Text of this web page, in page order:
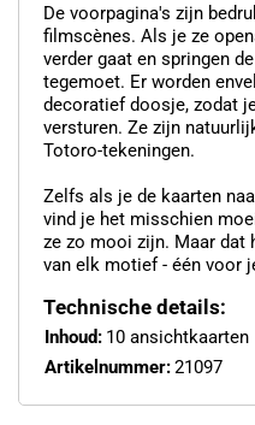
De voorpagina's zijn
filmscènes. Als je ze
verder gaat en springen
tegemoet. Er worden
decoratief doosje, zodat
versturen. Ze zijn
Totoro-tekeningen.
Zelfs als je de kaarten
vind je het misschien
ze zo mooi zijn. Maar dat
van elk motief - één voor
Technische details:
Inhoud: 10 ansichtkaarten
Artikelnummer:21097